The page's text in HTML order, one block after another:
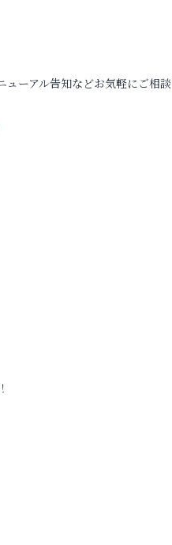
ーアル告知などお気軽にご相